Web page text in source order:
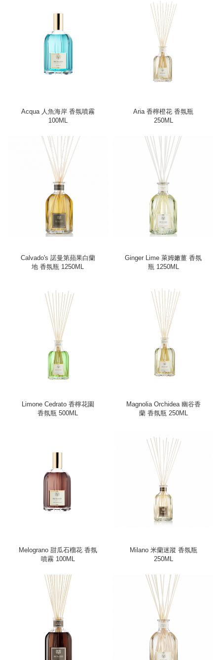
Acqua 人魚海岸 香氛噴霧
100ML
Aria 香檸橙花 香氛瓶
250ML
Calvado's 諾曼第蘋果白蘭
地 香氛瓶 1250ML
Ginger Lime 萊姆嫩薑 香氛
瓶 1250ML
Limone Cedrato 香檸花園
香氛瓶 500ML
Magnolia Orchidea 幽谷香
蘭 香氛瓶 250ML
Melograno 甜瓜石榴花 香氛
噴霧 100ML
Milano 米蘭迷蹤 香氛瓶
250ML